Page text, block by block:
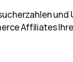
Affiliates